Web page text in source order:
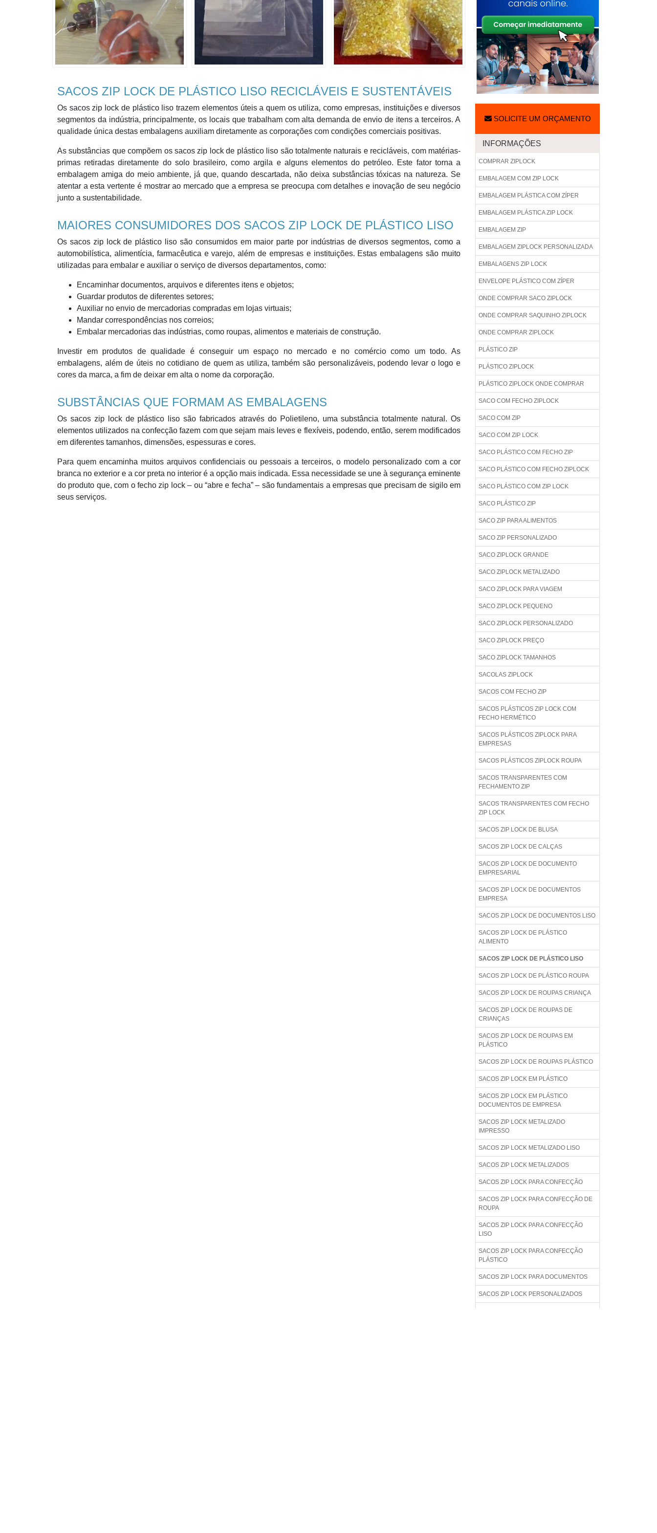
SACOS ZIP LOCK DE PLÁSTICO LISO RECICLÁVEIS E SUSTENTÁVEIS
Os sacos zip lock de plástico liso trazem elementos úteis a quem os utiliza, como empresas, instituições e diversos
segmentos da indústria, principalmente, os locais que trabalham com alta demanda de envio de itens a terceiros. A
qualidade única destas embalagens auxiliam diretamente as corporações com condições comerciais positivas.
As substâncias que compõem os sacos zip lock de plástico liso são totalmente naturais e recicláveis, com matérias-
primas retiradas diretamente do solo brasileiro, como argila e alguns elementos do petróleo. Este fator torna a
embalagem amiga do meio ambiente, já que, quando descartada, não deixa substâncias tóxicas na natureza. Se
atentar a esta vertente é mostrar ao mercado que a empresa se preocupa com detalhes e inovação de seu negócio
junto a sustentabilidade.
MAIORES CONSUMIDORES DOS SACOS ZIP LOCK DE PLÁSTICO LISO
Os sacos zip lock de plástico liso são consumidos em maior parte por indústrias de diversos segmentos, como a
automobilística, alimentícia, farmacêutica e varejo, além de empresas e instituições. Estas embalagens são muito
utilizadas para embalar e auxiliar o serviço de diversos departamentos, como:
Encaminhar documentos, arquivos e diferentes itens e objetos;
Guardar produtos de diferentes setores;
Auxiliar no envio de mercadorias compradas em lojas virtuais;
Mandar correspondências nos correios;
Embalar mercadorias das indústrias, como roupas, alimentos e materiais de construção.
Investir em produtos de qualidade é conseguir um espaço no mercado e no comércio como um todo. As
embalagens, além de úteis no cotidiano de quem as utiliza, também são personalizáveis, podendo levar o logo e
cores da marca, a fim de deixar em alta o nome da corporação.
SUBSTÂNCIAS QUE FORMAM AS EMBALAGENS
Os sacos zip lock de plástico liso são fabricados através do Polietileno, uma substância totalmente natural. Os
elementos utilizados na confecção fazem com que sejam mais leves e flexíveis, podendo, então, serem modificados
em diferentes tamanhos, dimensões, espessuras e cores.
Para quem encaminha muitos arquivos confidenciais ou pessoais a terceiros, o modelo personalizado com a cor
branca no exterior e a cor preta no interior é a opção mais indicada. Essa necessidade se une à segurança eminente
do produto que, com o fecho zip lock – ou “abre e fecha” – são fundamentais a empresas que precisam de sigilo em
seus serviços.
SOLICITE UM ORÇAMENTO
INFORMAÇÕES
COMPRAR ZIPLOCK
EMBALAGEM COM ZIP LOCK
EMBALAGEM PLÁSTICA COM ZÍPER
EMBALAGEM PLÁSTICA ZIP LOCK
EMBALAGEM ZIP
EMBALAGEM ZIPLOCK PERSONALIZADA
EMBALAGENS ZIP LOCK
ENVELOPE PLÁSTICO COM ZÍPER
ONDE COMPRAR SACO ZIPLOCK
ONDE COMPRAR SAQUINHO ZIPLOCK
ONDE COMPRAR ZIPLOCK
PLÁSTICO ZIP
PLÁSTICO ZIPLOCK
PLÁSTICO ZIPLOCK ONDE COMPRAR
SACO COM FECHO ZIPLOCK
SACO COM ZIP
SACO COM ZIP LOCK
SACO PLÁSTICO COM FECHO ZIP
SACO PLÁSTICO COM FECHO ZIPLOCK
SACO PLÁSTICO COM ZIP LOCK
SACO PLÁSTICO ZIP
SACO ZIP PARA ALIMENTOS
SACO ZIP PERSONALIZADO
SACO ZIPLOCK GRANDE
SACO ZIPLOCK METALIZADO
SACO ZIPLOCK PARA VIAGEM
SACO ZIPLOCK PEQUENO
SACO ZIPLOCK PERSONALIZADO
SACO ZIPLOCK PREÇO
SACO ZIPLOCK TAMANHOS
SACOLAS ZIPLOCK
SACOS COM FECHO ZIP
SACOS PLÁSTICOS ZIP LOCK COM
FECHO HERMÉTICO
SACOS PLÁSTICOS ZIPLOCK PARA
EMPRESAS
SACOS PLÁSTICOS ZIPLOCK ROUPA
SACOS TRANSPARENTES COM
FECHAMENTO ZIP
SACOS TRANSPARENTES COM FECHO
ZIP LOCK
SACOS ZIP LOCK DE BLUSA
SACOS ZIP LOCK DE CALÇAS
SACOS ZIP LOCK DE DOCUMENTO
EMPRESARIAL
SACOS ZIP LOCK DE DOCUMENTOS
EMPRESA
SACOS ZIP LOCK DE DOCUMENTOS LISO
SACOS ZIP LOCK DE PLÁSTICO
ALIMENTO
SACOS ZIP LOCK DE PLÁSTICO LISO
SACOS ZIP LOCK DE PLÁSTICO ROUPA
SACOS ZIP LOCK DE ROUPAS CRIANÇA
SACOS ZIP LOCK DE ROUPAS DE
CRIANÇAS
SACOS ZIP LOCK DE ROUPAS EM
PLÁSTICO
SACOS ZIP LOCK DE ROUPAS PLÁSTICO
SACOS ZIP LOCK EM PLÁSTICO
SACOS ZIP LOCK EM PLÁSTICO
DOCUMENTOS DE EMPRESA
SACOS ZIP LOCK METALIZADO
IMPRESSO
SACOS ZIP LOCK METALIZADO LISO
SACOS ZIP LOCK METALIZADOS
SACOS ZIP LOCK PARA CONFECÇÃO
SACOS ZIP LOCK PARA CONFECÇÃO DE
ROUPA
SACOS ZIP LOCK PARA CONFECÇÃO
LISO
SACOS ZIP LOCK PARA CONFECÇÃO
PLÁSTICO
SACOS ZIP LOCK PARA DOCUMENTOS
SACOS ZIP LOCK PERSONALIZADOS